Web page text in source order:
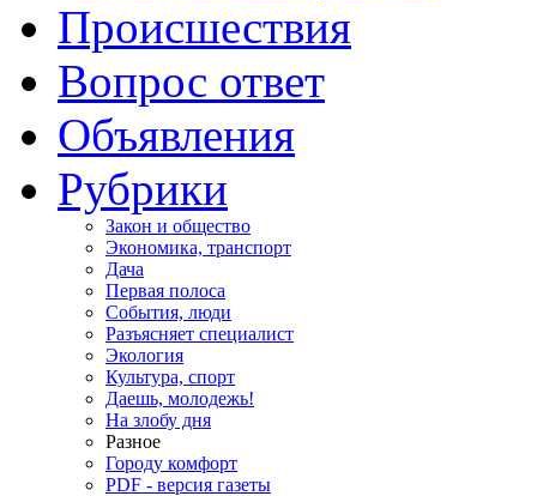
Происшествия
Вопрос ответ
Объявления
Рубрики
Закон и общество
Экономика, транспорт
Дача
Первая полоса
События, люди
Разъясняет специалист
Экология
Культура, спорт
Даешь, молодежь!
На злобу дня
Разное
Городу комфорт
PDF - версия газеты